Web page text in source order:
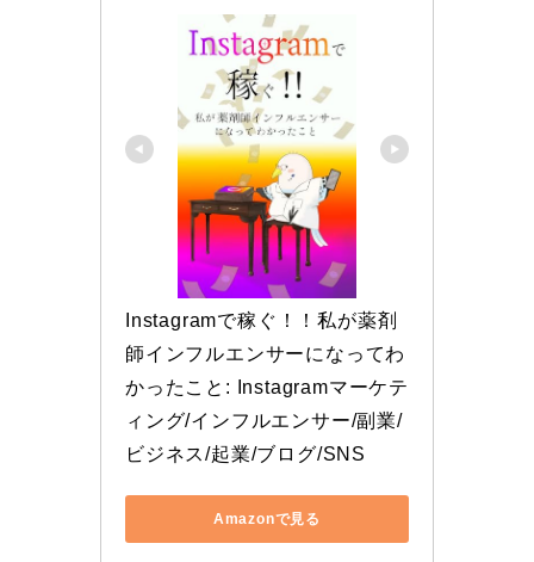
Instagramで稼ぐ！！私が薬剤
師インフルエンサーになってわ
かったこと: Instagramマーケテ
ィング/インフルエンサー/副業/
ビジネス/起業/ブログ/SNS
Amazonで見る